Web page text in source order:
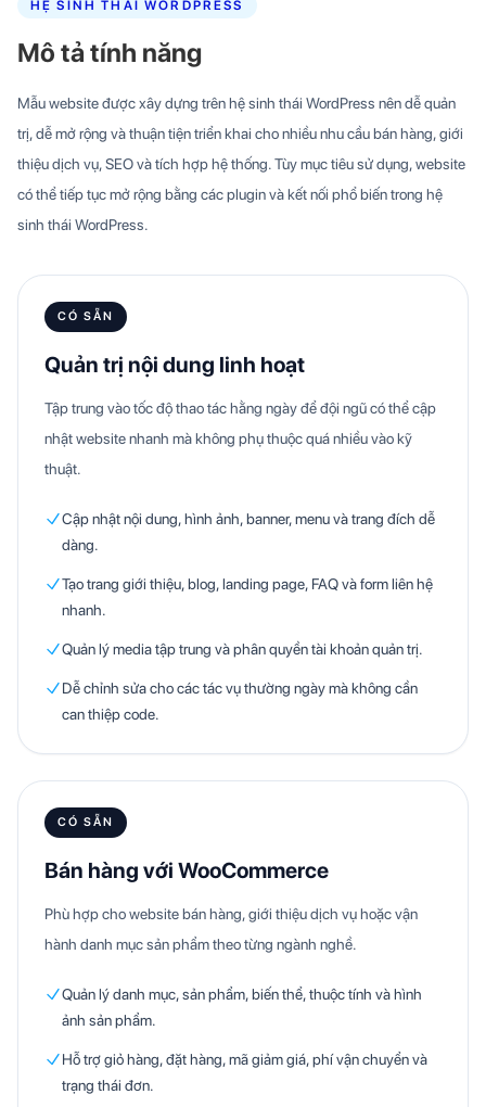
HỆ SINH THÁI WORDPRESS
Mô tả tính năng
Mẫu website được xây dựng trên hệ sinh thái WordPress nên dễ quản
trị, dễ mở rộng và thuận tiện triển khai cho nhiều nhu cầu bán hàng, giới
thiệu dịch vụ, SEO và tích hợp hệ thống. Tùy mục tiêu sử dụng, website
có thể tiếp tục mở rộng bằng các plugin và kết nối phổ biến trong hệ
sinh thái WordPress.
CÓ SẴN
Quản trị nội dung linh hoạt
Tập trung vào tốc độ thao tác hằng ngày để đội ngũ có thể cập
nhật website nhanh mà không phụ thuộc quá nhiều vào kỹ
thuật.
Cập nhật nội dung, hình ảnh, banner, menu và trang đích dễ
dàng.
Tạo trang giới thiệu, blog, landing page, FAQ và form liên hệ
nhanh.
Quản lý media tập trung và phân quyền tài khoản quản trị.
Dễ chỉnh sửa cho các tác vụ thường ngày mà không cần
can thiệp code.
CÓ SẴN
Bán hàng với WooCommerce
Phù hợp cho website bán hàng, giới thiệu dịch vụ hoặc vận
hành danh mục sản phẩm theo từng ngành nghề.
Quản lý danh mục, sản phẩm, biến thể, thuộc tính và hình
ảnh sản phẩm.
Hỗ trợ giỏ hàng, đặt hàng, mã giảm giá, phí vận chuyển và
trạng thái đơn.